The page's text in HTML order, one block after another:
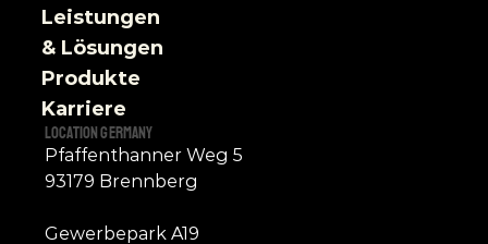
Leistungen
& Lösungen
Produkte
Karriere
Location germany
Pfaffenthanner Weg 5
93179 Brennberg
Gewerbepark A19